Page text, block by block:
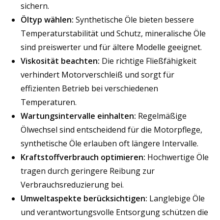
sichern.
Öltyp wählen: Synthetische Öle bieten bessere
Temperaturstabilität und Schutz, mineralische Öle
sind preiswerter und für ältere Modelle geeignet.
Viskosität beachten: Die richtige Fließfähigkeit
verhindert Motorverschleiß und sorgt für
effizienten Betrieb bei verschiedenen
Temperaturen.
Wartungsintervalle einhalten: Regelmäßige
Ölwechsel sind entscheidend für die Motorpflege,
synthetische Öle erlauben oft längere Intervalle.
Kraftstoffverbrauch optimieren: Hochwertige Öle
tragen durch geringere Reibung zur
Verbrauchsreduzierung bei.
Umweltaspekte berücksichtigen: Langlebige Öle
und verantwortungsvolle Entsorgung schützen die